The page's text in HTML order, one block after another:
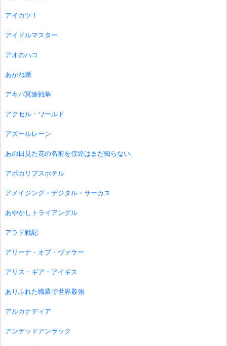
アイカツ！
アイドルマスター
アオのハコ
あかね噺
アキバ冥途戦争
アクセル・ワールド
アズールレーン
あの日見た花の名前を僕達はまだ知らない。
アポカリプスホテル
アメイジング・デジタル・サーカス
あやかしトライアングル
アラド戦記
アリーナ・オブ・ヴァラー
アリス・ギア・アイギス
ありふれた職業で世界最強
アルカナディア
アンデッドアンラック